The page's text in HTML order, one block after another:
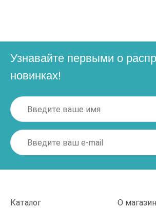
Узнавайте первыми о
новинках!
Каталог О